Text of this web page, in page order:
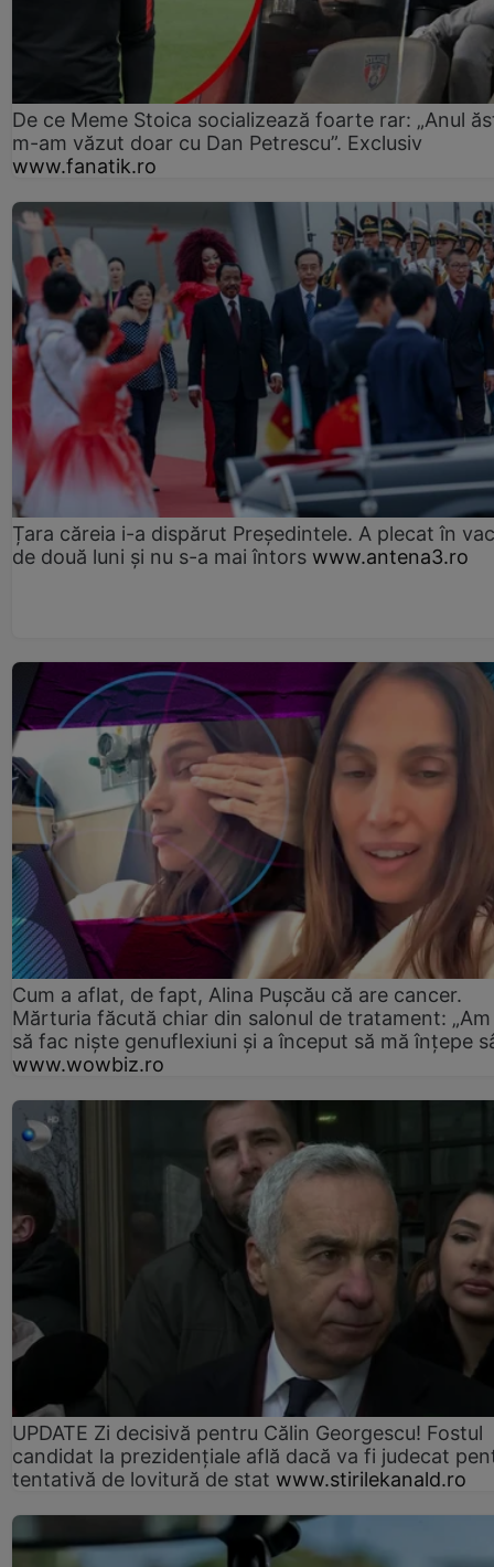
De ce Meme Stoica socializează foarte rar: „Anul
m-am văzut doar cu Dan Petrescu”. Exclusiv
www.fanatik.ro
Țara căreia i-a dispărut Președintele. A plecat în
de două luni și nu s-a mai întors www.antena3.ro
Cum a aflat, de fapt, Alina Pușcău că are cancer.
Mărturia făcută chiar din salonul de tratament:
să fac niște genuflexiuni și a început să mă înțepe
www.wowbiz.ro
UPDATE Zi decisivă pentru Călin Georgescu! Fostul
candidat la prezidențiale află dacă va fi judecat
tentativă de lovitură de stat www.stirilekanald.ro